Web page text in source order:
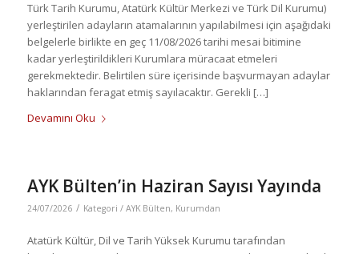
Türk Tarih Kurumu, Atatürk Kültür Merkezi ve Türk Dil Kurumu)
yerleştirilen adayların atamalarının yapılabilmesi için aşağıdaki
belgelerle birlikte en geç 11/08/2026 tarihi mesai bitimine
kadar yerleştirildikleri Kurumlara müracaat etmeleri
gerekmektedir. Belirtilen süre içerisinde başvurmayan adaylar
haklarından feragat etmiş sayılacaktır. Gerekli […]
Devamını Oku
AYK Bülten’in Haziran Sayısı Yayında
24/07/2026 / Kategori / AYK Bülten, Kurumdan
Atatürk Kültür, Dil ve Tarih Yüksek Kurumu tarafından